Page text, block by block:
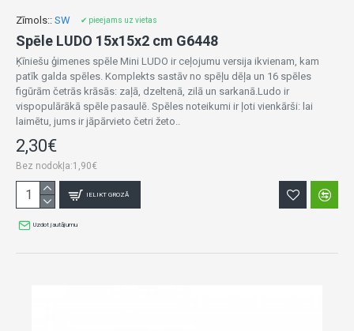
Zīmols:: SW ✔ pieejams uz vietas
Spēle LUDO 15x15x2 cm G6448
Ķīniešu ģimenes spēle Mini LUDO ir ceļojumu versija ikvienam, kam
patīk galda spēles. Komplekts sastāv no spēļu dēļa un 16 spēles
figūrām četrās krāsās: zaļā, dzeltenā, zilā un sarkanā.Ludo ir
vispopulārākā spēle pasaulē. Spēles noteikumi ir ļoti vienkārši: lai
laimētu, jums ir jāpārvieto četri žeto..
2,30€
Bez nodokļa:1,90€
IELIKT GROZĀ
Uzdot jautājumu